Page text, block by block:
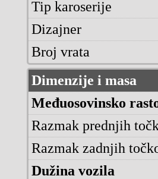
Tip karoserije
Dizajner
Broj vrata
Dimenzije i masa
Međuosovinsko
Razmak prednjih
Razmak zadnjih
Dužina vozila